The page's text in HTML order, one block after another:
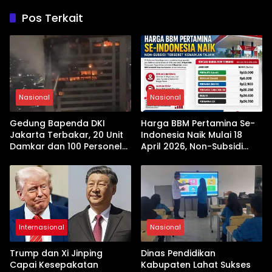
Pos Terkait
Nasional
Gedung Bapenda DKI
Jakarta Terbakar, 20 Unit
Damkar dan 100 Personel
Nasional
Harga BBM Pertamina Se-
Indonesia Naik Mulai 18
April 2026, Non-Subsidi
Internasional
Trump dan Xi Jinping
Capai Kesepakatan
Nasional
Dinas Pendidikan
Kabupaten Lahat Sukses